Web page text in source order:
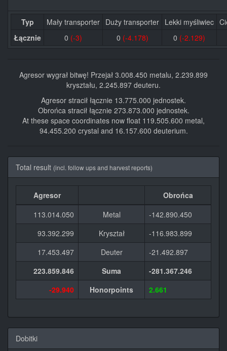
Typ Mały transporter Duży transporter Lekki myśliwiec
Łącznie
0 (-3) 0 (-4.178) 0 (-2.129)
Agresor wygrał bitwę! Przejał 3.008.450 metalu, 2.239.899
kryształu, 2.245.897 deuteru.
Agresor stracił łącznie 13.775.000 jednostek.
Obrońca stracił łącznie 273.873.000 jednostek.
At these space coordinates now float 119.505.600 metal,
94.455.200 crystal and 16.157.600 deuterium.
Total result (incl. follow ups and harvest reports)
Agresor
Obrońca
113.014.050
Metal
-142.890.450
93.392.299
Kryształ
-116.983.899
17.453.497
Deuter
-21.492.897
223.859.846
Suma
-281.367.246
-29.940
Honorpoints 2.661
Dobitki